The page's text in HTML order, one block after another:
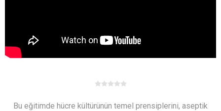
Bu eğitimde hücre kültürünün temel prensiplerini, aseptik